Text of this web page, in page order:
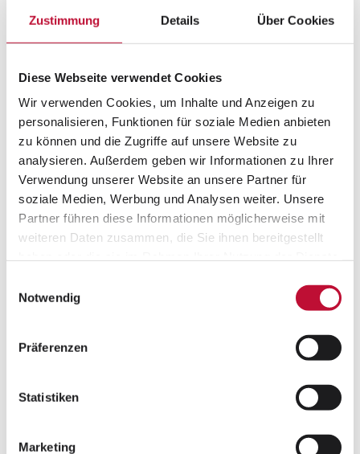
Zustimmung Details Über Cookies
Diese Webseite verwendet Cookies
Wir verwenden Cookies, um Inhalte und Anzeigen zu
personalisieren, Funktionen für soziale Medien anbieten
zu können und die Zugriffe auf unsere Website zu
analysieren. Außerdem geben wir Informationen zu Ihrer
Verwendung unserer Website an unsere Partner für
soziale Medien, Werbung und Analysen weiter. Unsere
Partner führen diese Informationen möglicherweise mit
weiteren Daten zusammen, die Sie ihnen bereitgestellt
Datenschutzerklärung
Notwendig
Präferenzen
Statistiken
Marketing
Ausbildung & Studium: Alles zu unseren
Jetzt ansehen